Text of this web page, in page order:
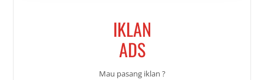
IKLAN
ADS
Mau pasang iklan ?